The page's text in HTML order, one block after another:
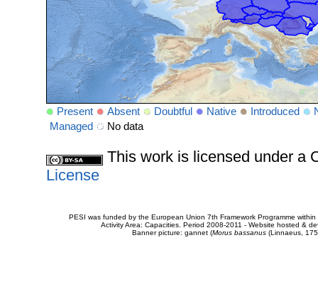
Present Absent Doubtful Native Introduced
Managed
No data
This work is licensed under a
License
PESI was funded by the European Union 7th Framework Programme
Activity Area: Capacities. Period 2008-2011 - Website hosted &
Banner picture: gannet (Morus bassanus(Linnaeus,